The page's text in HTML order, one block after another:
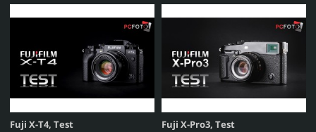
Fuji X-T4, Test Fuji X-Pro3, Test